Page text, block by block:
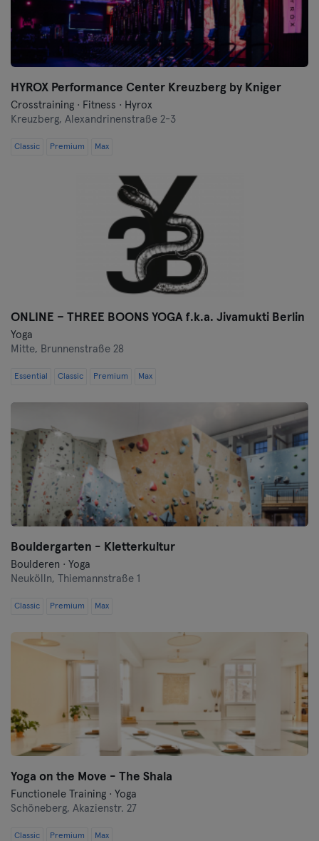
HYROX Performance Center Kreuzberg by Kniger
Crosstraining · Fitness · Hyrox
Kreuzberg, Alexandrinenstraße 2-3
Classic Premium Max
ONLINE – THREE BOONS YOGA f.k.a. Jivamukti Berlin
Yoga
Mitte, Brunnenstraße 28
Essential Classic Premium Max
Bouldergarten - Kletterkultur
Boulderen · Yoga
Neukölln,
Thiemannstraße 1
Classic Premium Max
Yoga on the Move - The Shala
Functionele Training · Yoga
Schöneberg, Akazienstr. 27
Classic Premium Max